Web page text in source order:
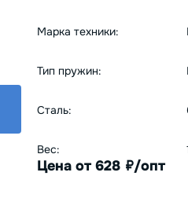
Марка техники:
Тип пружин:
Сталь:
Вес:
Цена от 628 руб./опт